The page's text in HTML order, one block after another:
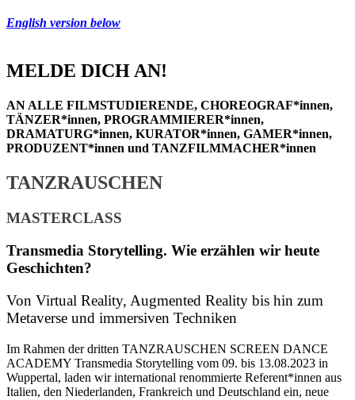
English version below
MELDE DICH AN!
AN ALLE FILMSTUDIERENDE, CHOREOGRAF*innen,
TÄNZER*innen, PROGRAMMIERER*innen,
DRAMATURG*innen, KURATOR*innen, GAMER*innen,
PRODUZENT*innen und TANZFILMMACHER*innen
TANZRAUSCHEN
MASTERCLASS
Transmedia Storytelling. Wie erzählen wir heute
Geschichten?
Von Virtual Reality, Augmented Reality bis hin zum
Metaverse und immersiven Techniken
Im Rahmen der dritten TANZRAUSCHEN SCREEN DANCE
ACADEMY Transmedia Storytelling vom 09. bis 13.08.2023 in
Wuppertal, laden wir international renommierte Referent*innen aus
Italien, den Niederlanden, Frankreich und Deutschland ein, neue